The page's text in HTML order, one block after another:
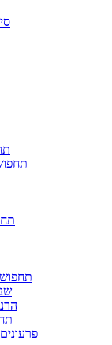
תחפושות
שנות ה-